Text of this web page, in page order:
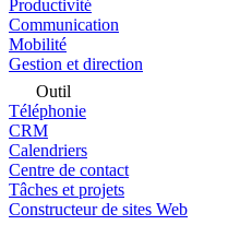
Productivité
Communication
Mobilité
Gestion et direction
Outil
Téléphonie
CRM
Calendriers
Centre de contact
Tâches et projets
Constructeur de sites Web